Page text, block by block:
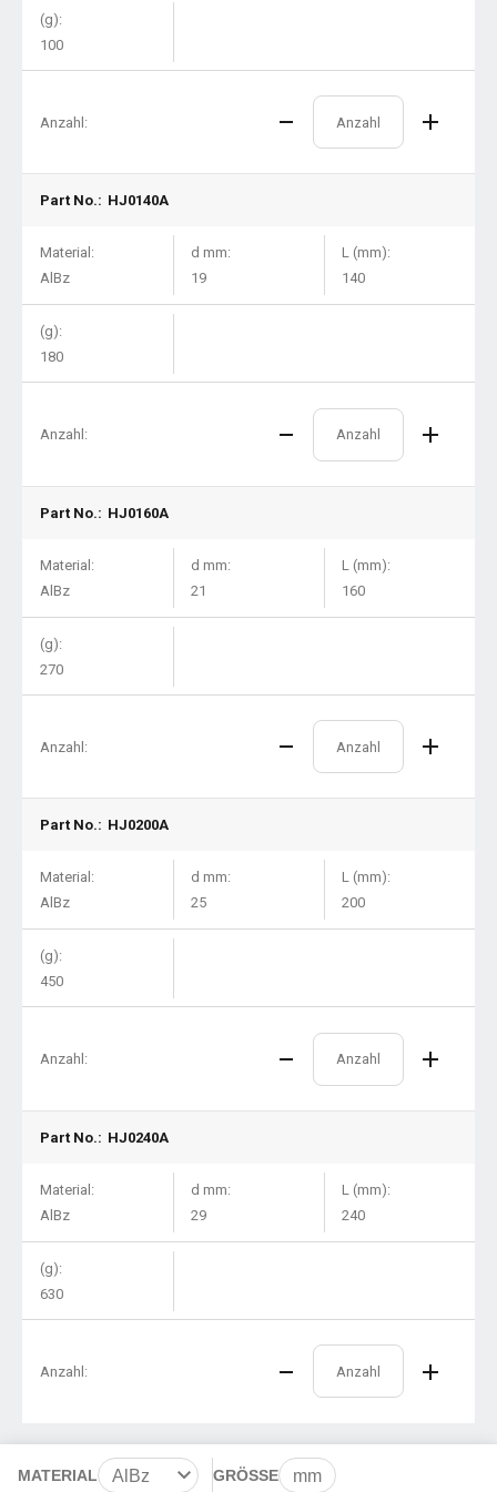
(g):
100
Anzahl:
Part No.: HJ0140A
Material:
AlBz
d mm:
19
L (mm):
140
(g):
180
Anzahl:
Part No.: HJ0160A
Material:
AlBz
d mm:
21
L (mm):
160
(g):
270
Anzahl:
Part No.: HJ0200A
Material:
AlBz
d mm:
25
L (mm):
200
(g):
450
Anzahl:
Part No.: HJ0240A
Material:
AlBz
d mm:
29
L (mm):
240
(g):
630
Anzahl:
MATERIAL
AlBz
GRÖSSE mm